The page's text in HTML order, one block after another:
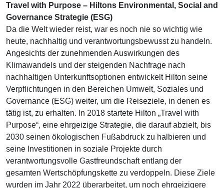
Travel with Purpose – Hiltons Environmental, Social and
Governance Strategie (ESG)
Da die Welt wieder reist, war es noch nie so wichtig wie
heute, nachhaltig und verantwortungsbewusst zu handeln.
Angesichts der zunehmenden Auswirkungen des
Klimawandels und der steigenden Nachfrage nach
nachhaltigen Unterkunftsoptionen entwickelt Hilton seine
Verpflichtungen in den Bereichen Umwelt, Soziales und
Governance (ESG) weiter, um die Reiseziele, in denen es
tätig ist, zu erhalten. In 2018 startete Hilton „Travel with
Purpose“, eine ehrgeizige Strategie, die darauf abzielt, bis
2030 seinen ökologischen Fußabdruck zu halbieren und
seine Investitionen in soziale Projekte durch
verantwortungsvolle Gastfreundschaft entlang der
gesamten Wertschöpfungskette zu verdoppeln. Diese Ziele
wurden im Jahr 2022 überarbeitet, um noch ehrgeizigere